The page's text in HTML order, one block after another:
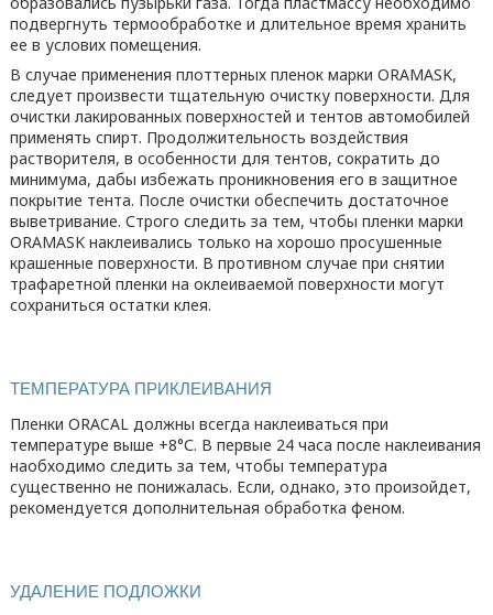
подвергнуть термообработке и длительное время хранить
ее в услових помещения.
В случае применения плоттерных пленок марки ORAMASK,
следует произвести тщательную очистку поверхности. Для
очистки лакированных поверхностей и тентов автомобилей
применять спирт. Продолжительность воздействия
растворителя, в особенности для тентов, сократить до
минимума, дабы избежать проникновения его в защитное
покрытие тента. После очистки обеспечить достаточное
выветривание. Строго следить за тем, чтобы пленки марки
ORAMASK наклеивались только на хорошо просушенные
крашенные поверхности. В противном случае при снятии
трафаретной пленки на оклеиваемой поверхности могут
сохраниться остатки клея.
ТЕМПЕРАТУРА ПРИКЛЕИВАНИЯ
Пленки ORACAL должны всегда наклеиваться при
температуре выше +8°С. В первые 24 часа после наклеивания
наобходимо следить за тем, чтобы температура
существенно не понижалась. Если, однако, это произойдет,
рекомендуется дополнительная обработка феном.
УДАЛЕНИЕ ПОДЛОЖКИ